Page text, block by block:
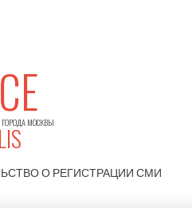
МОСКВЫ
О РЕГИСТРАЦИИ СМИ